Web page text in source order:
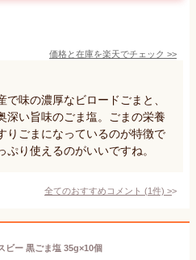
価格と在庫を楽天でチェック >>
味の濃厚なビロードごまと、
深い旨味のごま塩。ごまの栄養
りごまになっているのが特徴で
り使えるのがいいですね。
全てのおすすめコメント (1件) >
ビー 黒ごま塩 35g×10個